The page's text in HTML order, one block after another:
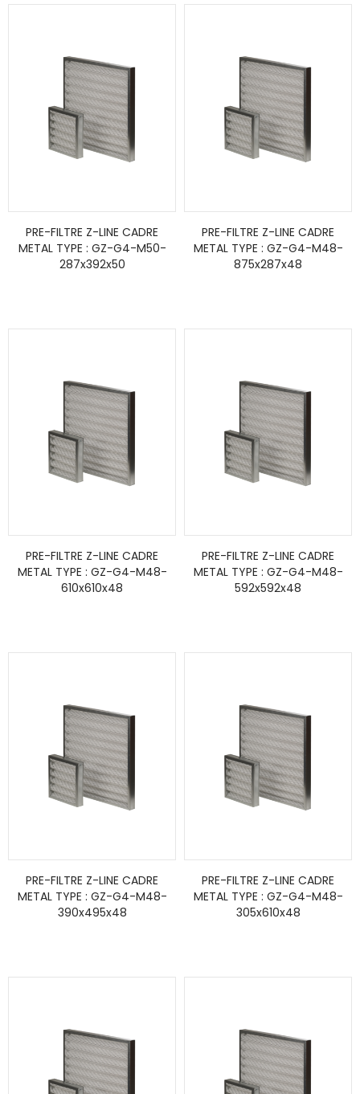
PRE-FILTRE Z-LINE CADRE
METAL TYPE : GZ-G4-M50-
287x392x50
PRE-FILTRE Z-LINE CADRE
METAL TYPE : GZ-G4-M48-
875x287x48
PRE-FILTRE Z-LINE CADRE
METAL TYPE : GZ-G4-M48-
610x610x48
PRE-FILTRE Z-LINE CADRE
METAL TYPE : GZ-G4-M48-
592x592x48
PRE-FILTRE Z-LINE CADRE
METAL TYPE : GZ-G4-M48-
390x495x48
PRE-FILTRE Z-LINE CADRE
METAL TYPE : GZ-G4-M48-
305x610x48